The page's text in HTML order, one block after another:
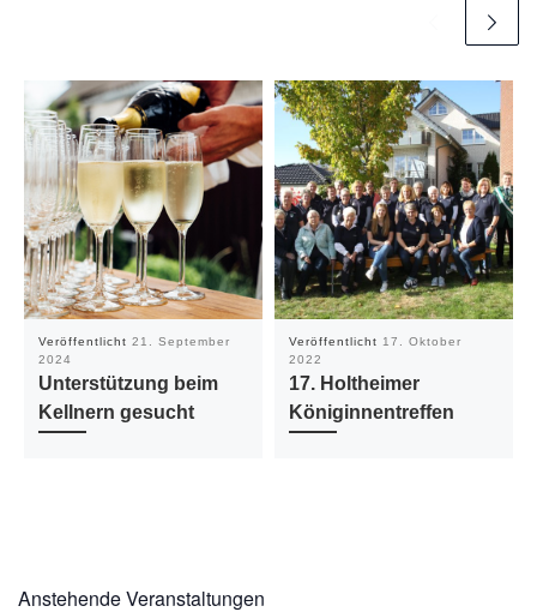
Veröffentlicht 21. September
2024
Unterstützung beim
Kellnern gesucht
Veröffentlicht 17. Oktober
2022
17. Holtheimer
Königinnentreffen
Anstehende Veranstaltungen